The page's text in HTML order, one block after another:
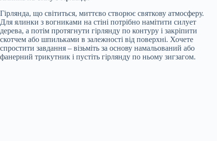
Гірлянда, що світиться, миттєво створює святкову атмосферу.
Для ялинки з вогниками на стіні потрібно намітити силует
дерева, а потім протягнути гірлянду по контуру і закріпити
скотчем або шпильками в залежності від поверхні. Хочете
спростити завдання – візьміть за основу намальований або
фанерний трикутник і пустіть гірлянду по ньому зигзагом.